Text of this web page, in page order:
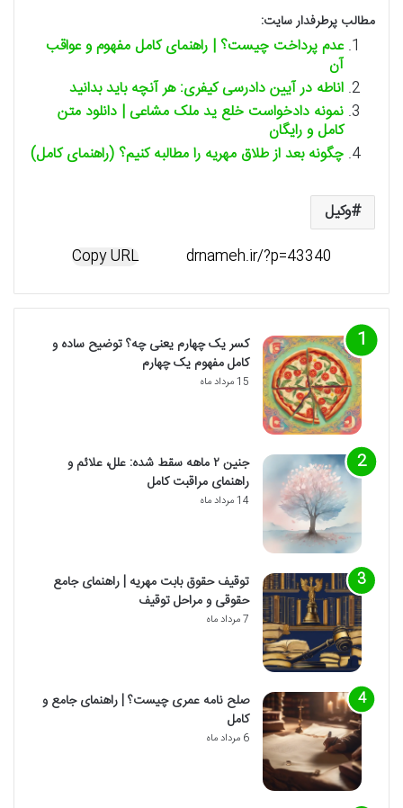
مطالب پرطرفدار سایت:
عدم پرداخت چیست؟ | راهنمای کامل مفهوم و عواقب
آن
اناطه در آیین دادرسی کیفری: هر آنچه باید بدانید
نمونه دادخواست خلع ید ملک مشاعی | دانلود متن
کامل و رایگان
چگونه بعد از طلاق مهریه را مطالبه کنیم؟ (راهنمای کامل)
وکیل
Copy URL
کسر یک چهارم یعنی چه؟ توضیح ساده و
کامل مفهوم یک چهارم
15 مرداد ماه
جنین ۲ ماهه سقط شده: علل، علائم و
راهنمای مراقبت کامل
14 مرداد ماه
توقیف حقوق بابت مهریه | راهنمای جامع
حقوقی و مراحل توقیف
7 مرداد ماه
صلح نامه عمری چیست؟ | راهنمای جامع و
کامل
6 مرداد ماه